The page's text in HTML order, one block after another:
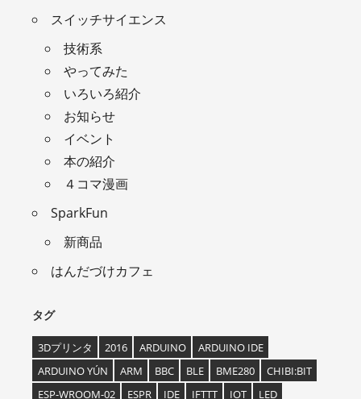
スイッチサイエンス
技術系
やってみた
いろいろ紹介
お知らせ
イベント
本の紹介
４コマ漫画
SparkFun
新商品
はんだづけカフェ
タグ
3Dプリンタ 2016 ARDUINO
ARDUINO IDE
ARDUINO YÚN
ARM BBC BLE BME280
CHIBI:BIT
ESP-WROOM-02
ESPR IDE IFTTT IOT LED